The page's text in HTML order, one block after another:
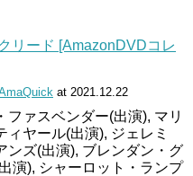
リード [AmazonDVDコレ
at 2021.12.22
ファスベンダー(出演), マリ
ィヤール(出演), ジェレミ
ンズ(出演), ブレンダン・グ
演), シャーロット・ランプ